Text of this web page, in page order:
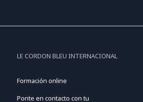
LE CORDON BLEU INTERNACIONAL
Formación online
Ponte en contacto con tu